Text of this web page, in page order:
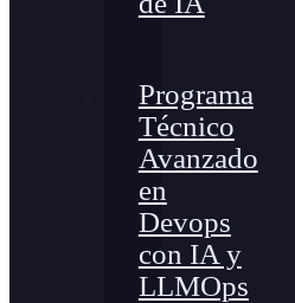
Programa
Técnico
Avanzado
en
Devops
con IA y
LLMOps